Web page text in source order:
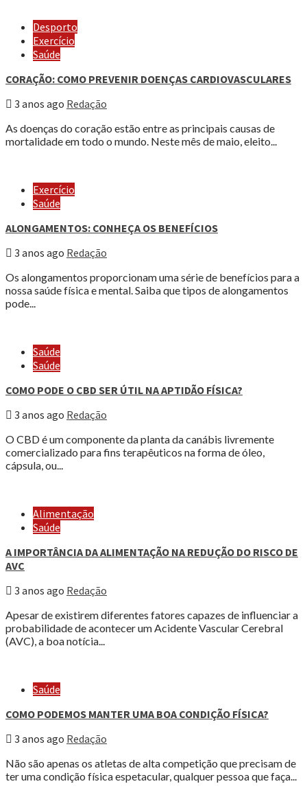
Desporto
Exercício
Saúde
CORAÇÃO: COMO PREVENIR DOENÇAS CARDIOVASCULARES
3 anos ago Redação
As doenças do coração estão entre as principais causas de
mortalidade em todo o mundo. Neste mês de maio, eleito...
Exercício
Saúde
ALONGAMENTOS: CONHEÇA OS BENEFÍCIOS
3 anos ago Redação
Os alongamentos proporcionam uma série de benefícios para a
nossa saúde física e mental. Saiba que tipos de alongamentos
pode...
Saúde
Saúde
COMO PODE O CBD SER ÚTIL NA APTIDÃO FÍSICA?
3 anos ago Redação
O CBD é um componente da planta da canábis livremente
comercializado para fins terapêuticos na forma de óleo,
cápsula, ou...
Alimentação
Saúde
A IMPORTÂNCIA DA ALIMENTAÇÃO NA REDUÇÃO DO RISCO DE
AVC
3 anos ago Redação
Apesar de existirem diferentes fatores capazes de influenciar a
probabilidade de acontecer um Acidente Vascular Cerebral
(AVC), a boa notícia...
Saúde
COMO PODEMOS MANTER UMA BOA CONDIÇÃO FÍSICA?
3 anos ago Redação
Não são apenas os atletas de alta competição que precisam de
ter uma condição física espetacular, qualquer pessoa que faça...